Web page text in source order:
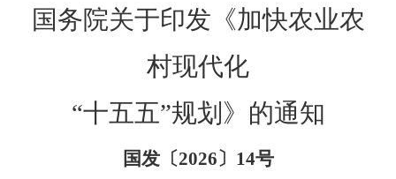
国务院关于印发《加快农业农
村现代化
“十五五”规划》的通知
国发〔2026 〕 14号